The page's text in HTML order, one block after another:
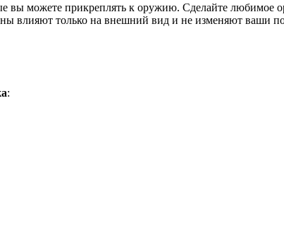
можете прикреплять к оружию. Сделайте любимое
влияют только на внешний вид и не изменяют ваши
: